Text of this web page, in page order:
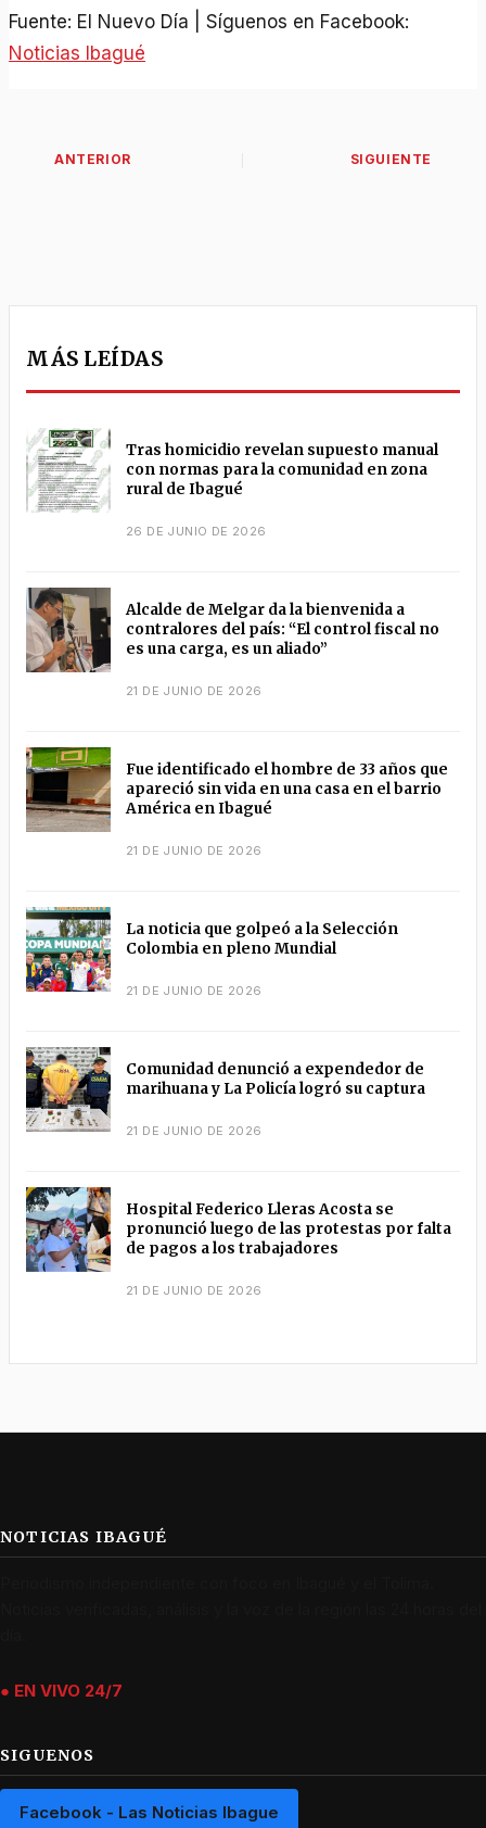
Fuente: El Nuevo Día | Síguenos en Facebook:
Noticias Ibagué
MÁS LEÍDAS
Tras homicidio revelan supuesto manual
con normas para la comunidad en zona
rural de Ibagué
26 DE JUNIO DE 2026
Alcalde de Melgar da la bienvenida a
contralores del país: “El control fiscal no
es una carga, es un aliado”
21 DE JUNIO DE 2026
Fue identificado el hombre de 33 años que
apareció sin vida en una casa en el barrio
América en Ibagué
21 DE JUNIO DE 2026
La noticia que golpeó a la Selección
Colombia en pleno Mundial
21 DE JUNIO DE 2026
Comunidad denunció a expendedor de
marihuana y La Policía logró su captura
21 DE JUNIO DE 2026
Hospital Federico Lleras Acosta se
pronunció luego de las protestas por falta
de pagos a los trabajadores
21 DE JUNIO DE 2026
NOTICIAS IBAGUÉ
● EN VIVO 24/7
SIGUENOS
Facebook - Las Noticias Ibague